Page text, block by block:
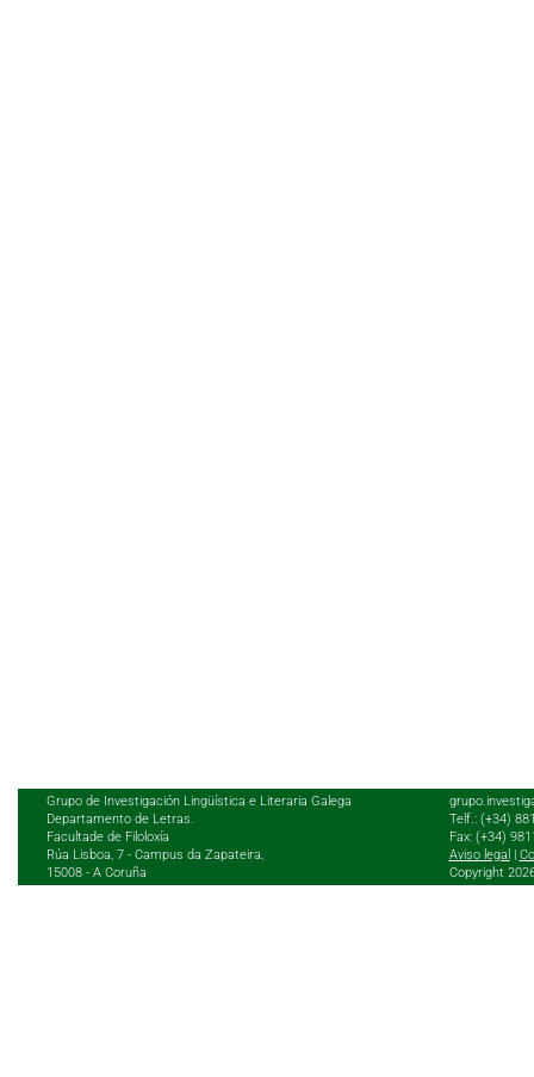
Grupo de Investigación Lingüística e Literaria Galega
Departamento de Letras.
Facultade de Filoloxía
Rúa Lisboa, 7 - Campus da Zapateira,
15008 - A Coruña
Telf.: (+34)
Fax: (+34)
Aviso legal
Copyright